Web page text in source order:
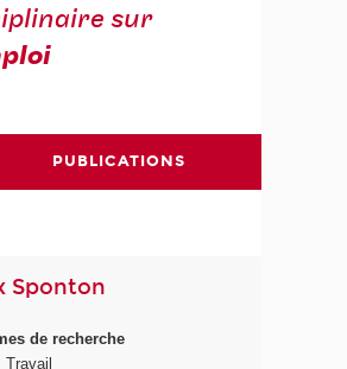
sur
PUBLICATIONS
Sponton
de recherche
Travail